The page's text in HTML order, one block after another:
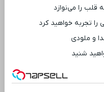
قلب را می‌نوازد
تجربه خواهید کرد
و ملودی
شنید